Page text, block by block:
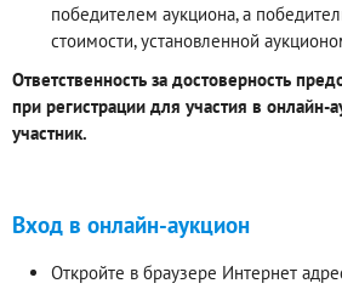
победителем аукциона, а
стоимости, установленной
Ответственность за достоверность
при регистрации для участия в онлайн-
участник.
Вход в онлайн-аукцион
Откройте в браузере Интернет